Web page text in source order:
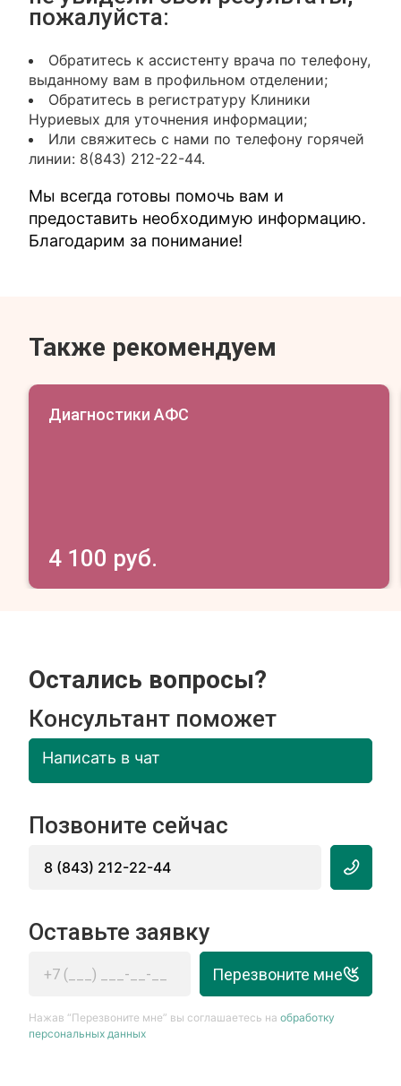
пожалуйста:
Обратитесь к ассистенту врача по телефону,
выданному вам в профильном отделении;
Обратитесь в регистратуру Клиники
Нуриевых для уточнения информации;
Или свяжитесь с нами по телефону горячей
линии: 8(843) 212-22-44.
Мы всегда готовы помочь вам и
предоставить необходимую информацию.
Благодарим за понимание!
Также рекомендуем
Диагностики АФС
4 100 руб.
Остались вопросы?
Консультант поможет
Написать в чат
Позвоните сейчас
8 (843) 212-22-44
Оставьте заявку
Перезвоните мне
Нажав “Перезвоните мне” вы соглашаетесь наобработку
персональных данных